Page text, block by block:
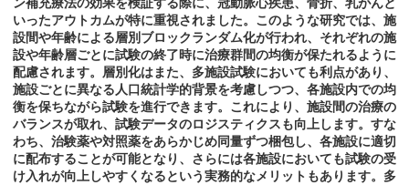
いったアウトカムが特に重視されました。このような研究では、施
設間や年齢による層別ブロックランダム化が行われ、それぞれの施
設や年齢層ごとに試験の終了時に治療群間の均衡が保たれるように
配慮されます。層別化はまた、多施設試験においても利点があり、
施設ごとに異なる人口統計学的背景を考慮しつつ、各施設内での均
衡を保ちながら試験を進行できます。これにより、施設間の治療の
バランスが取れ、試験データのロジスティクスも向上します。すな
わち、治験薬や対照薬をあらかじめ同量ずつ梱包し、各施設に適切
に配布することが可能となり、さらには各施設においても試験の受
け入れが向上しやすくなるという実務的なメリットもあります。多